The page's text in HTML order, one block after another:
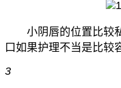
小阴唇的位置比较私
口如果护理不当是比较
3